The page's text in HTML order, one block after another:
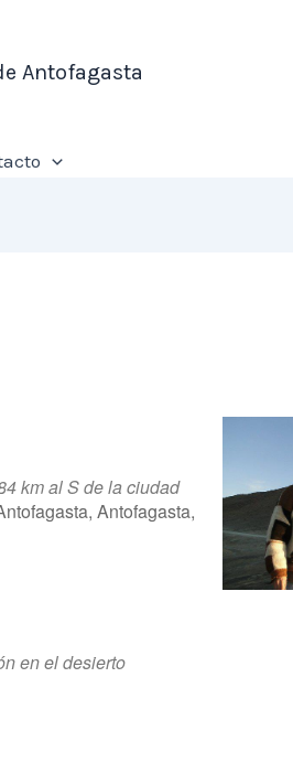
Antofagasta
km al S de la ciudad
Antofagasta,
en el desierto